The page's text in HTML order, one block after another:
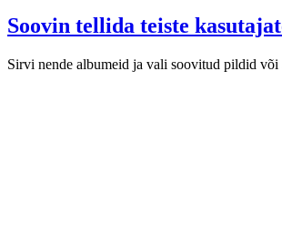
Soovin tellida teiste
Sirvi nende albumeid ja vali soovitud pildid või